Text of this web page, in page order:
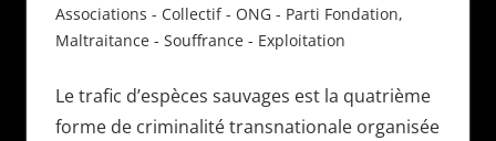
Associations - Collectif - ONG - Parti Fondation,
Maltraitance - Souffrance - Exploitation
Le trafic d’espèces sauvages est la quatrième
forme de criminalité transnationale organisée